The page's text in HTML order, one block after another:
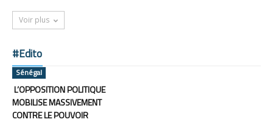
Voir plus
#Edito
Sénégal
L’OPPOSITION POLITIQUE
MOBILISE MASSIVEMENT
CONTRE LE POUVOIR